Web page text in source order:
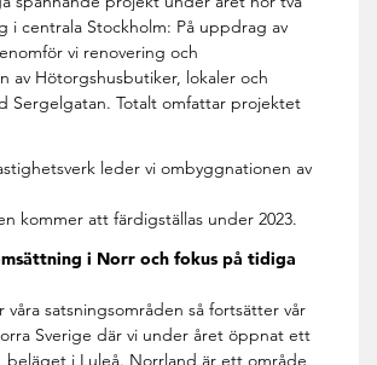
i centrala Stockholm: På uppdrag av
vi renovering och
av Hötorgshusbutiker, lokaler och
Sergelgatan. Totalt omfattar projektet
leder vi ombyggnationen av
kommer att färdigställas under 2023.
i Norr och fokus på tidiga
våra satsningsområden så fortsätter vår
Sverige där vi under året öppnat ett
beläget i Luleå. Norrland är ett område